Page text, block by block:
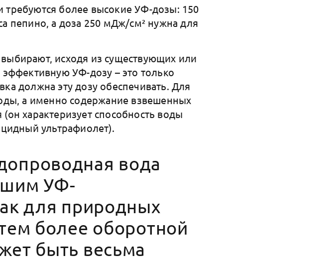
более высокие УФ-дозы: 150
пепино, а доза 250 мДж/см² нужна для
исходя из существующих или
УФ-дозу – это только
должна эту дозу обеспечивать. Для
а именно содержание взвешенных
характеризует способность воды
ультрафиолет).
вода
УФ-
для природных
более оборотной
быть весьма